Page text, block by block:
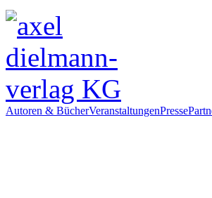
Autoren & BücherVeranstaltungenPresse